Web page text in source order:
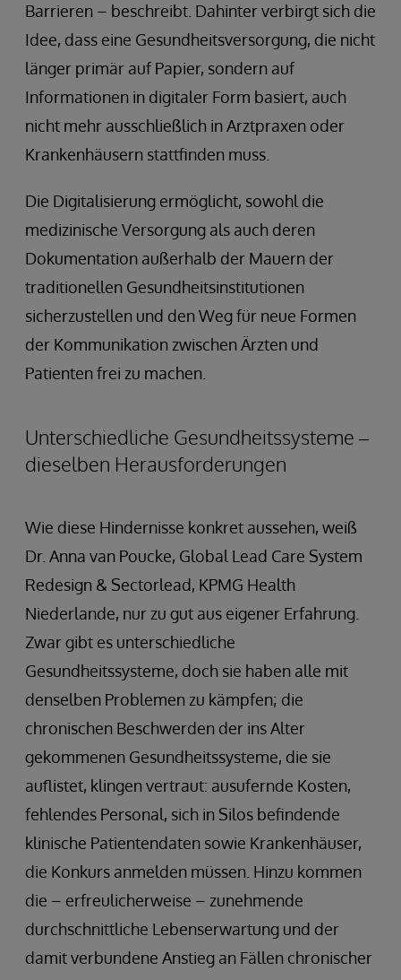
Barrieren – beschreibt. Dahinter verbirgt sich die
Idee, dass eine Gesundheitsversorgung, die nicht
länger primär auf Papier, sondern auf
Informationen in digitaler Form basiert, auch
nicht mehr ausschließlich in Arztpraxen oder
Krankenhäusern stattfinden muss.
Die Digitalisierung ermöglicht, sowohl die
medizinische Versorgung als auch deren
Dokumentation außerhalb der Mauern der
traditionellen Gesundheitsinstitutionen
sicherzustellen und den Weg für neue Formen
der Kommunikation zwischen Ärzten und
Patienten frei zu machen.
Unterschiedliche Gesundheitssysteme –
dieselben Herausforderungen
Wie diese Hindernisse konkret aussehen, weiß
Dr. Anna van Poucke, Global Lead Care System
Redesign & Sectorlead, KPMG Health
Niederlande, nur zu gut aus eigener Erfahrung.
Zwar gibt es unterschiedliche
Gesundheitssysteme, doch sie haben alle mit
denselben Problemen zu kämpfen; die
chronischen Beschwerden der ins Alter
gekommenen Gesundheitssysteme, die sie
auflistet, klingen vertraut: ausufernde Kosten,
fehlendes Personal, sich in Silos befindende
klinische Patientendaten sowie Krankenhäuser,
die Konkurs anmelden müssen. Hinzu kommen
die – erfreulicherweise – zunehmende
durchschnittliche Lebenserwartung und der
damit verbundene Anstieg an Fällen chronischer